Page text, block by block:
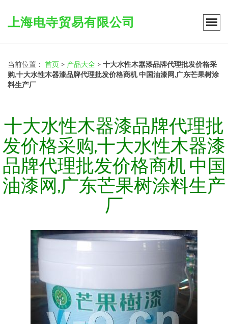
上海电寺贸易有限公司
当前位置： 首页 > 产品大全 > 十大水性木器漆品牌代理批发价格采
购,十大水性木器漆品牌代理批发价格商机 中国油漆网,广东芒果树涂
料生产厂
十大水性木器漆品牌代理批
发价格采购,十大水性木器漆
品牌代理批发价格商机 中国
油漆网,广东芒果树涂料生产
厂